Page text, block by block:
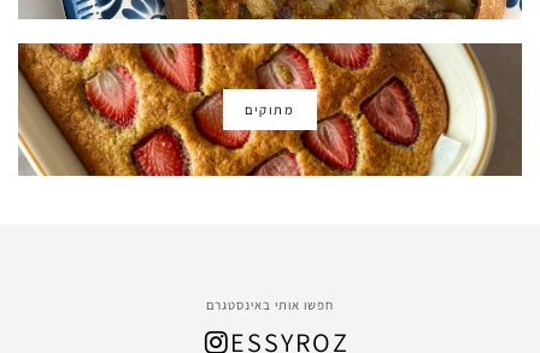
מתוקים
חפשו אותי באינסטגרם
ESSYROZ